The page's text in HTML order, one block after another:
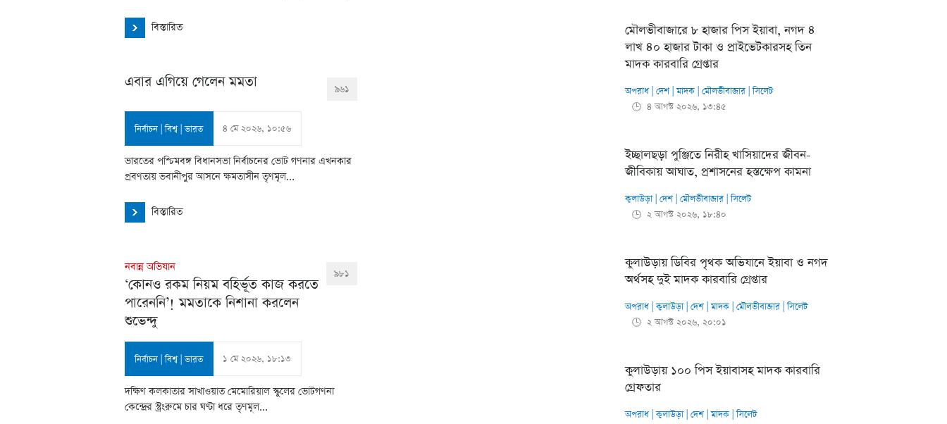
বিস্তারিত
এবার এগিয়ে গেলেন মমতা ৯৬১
নির্বাচন |বিশ্ব|ভারত ৪ মে ২০২৬, ১০:৫৬
ভারতের পশ্চিমবঙ্গ বিধানসভা নির্বাচনের ভোট গণনার এখনকার
প্রবণতায় ভবানীপুর আসনে ক্ষমতাসীন তৃণমূল...
বিস্তারিত
নবান্ন অভিযান
‘কোনও রকম নিয়ম বহির্ভূত কাজ করতে
পারেননি’! মমতাকে নিশানা করলেন
শুভেন্দু
৯৮১
নির্বাচন |বিশ্ব|ভারত ১ মে ২০২৬, ১৮:১৩
দক্ষিণ কলকাতার সাখাওয়াত মেমোরিয়াল স্কুলের ভোটগণনা
কেন্দ্রের স্ট্রংরুমে চার ঘণ্টা ধরে তৃণমূল...
মৌলভীবাজারে ৮ হাজার পিস ইয়াবা, নগদ ৪
লাখ ৪০ হাজার টাকা ও প্রাইভেটকারসহ তিন
মাদক কারবারি গ্রেপ্তার
অপরাধ দেশ|মাদক মৌলভীবাজার |সিলেট
🕒 ৪ আগস্ট ২০২৬, ১৩:৪৫
ইচ্ছালছড়া পুঞ্জিতে নিরীহ খাসিয়াদের জীবন-
জীবিকায় আঘাত, প্রশাসনের হস্তক্ষেপ কামনা
কুলাউড়া| দেশ| মৌলভীবাজার |সিলেট
🕒 ২ আগস্ট ২০২৬, ১৮:৪০
কুলাউড়ায় ডিবির পৃথক অভিযানে ইয়াবা ও নগদ
অর্থসহ দুই মাদক কারবারি গ্রেপ্তার
অপরাধ |কুলাউড়া| দেশ|মাদক মৌলভীবাজার |সিলেট
🕒 ২ আগস্ট ২০২৬, ২০:০১
কুলাউড়ায় ১০০ পিস ইয়াবাসহ মাদক কারবারি
গ্রেফতার
অপরাধ |কুলাউড়া| দেশ|মাদক |সিলেট